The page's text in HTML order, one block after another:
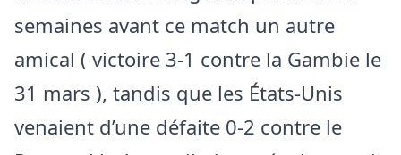
semaines avant ce match un autre
amical ( victoire 3-1 contre la Gambie le
31 mars ), tandis que les États-Unis
venaient d’une défaite 0-2 contre le